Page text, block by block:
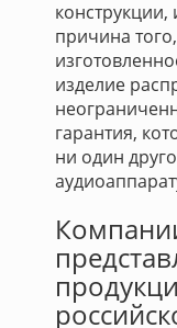
причина
изделие
гарантия,
ни один